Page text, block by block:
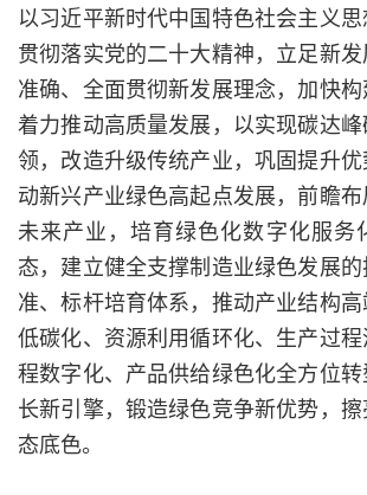
以习近平新时代中国特色社会主义
贯彻落实党的二十大精神，立足新发
准确、全面贯彻新发展理念，加快构
着力推动高质量发展，以实现碳达
领，改造升级传统产业，巩固提升
动新兴产业绿色高起点发展，前瞻
未来产业，培育绿色化数字化服务
态，建立健全支撑制造业绿色发展
准、标杆培育体系，推动产业结构
低碳化、资源利用循环化、生产过
程数字化、产品供给绿色化全方位
长新引擎，锻造绿色竞争新优势，
态底色。